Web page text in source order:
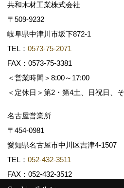
共和木材工業株式会社
〒509-9232
岐阜県中津川市坂下872‐1
TEL： 0573-75-2071
FAX：0573-75-3381
＜営業時間＞8:00～17:00
＜定休日＞第2・第4土、日祝日、
名古屋営業所
〒454-0981
愛知県名古屋市中川区吉津4-1507
TEL： 052-432-3511
FAX：052-432-3512